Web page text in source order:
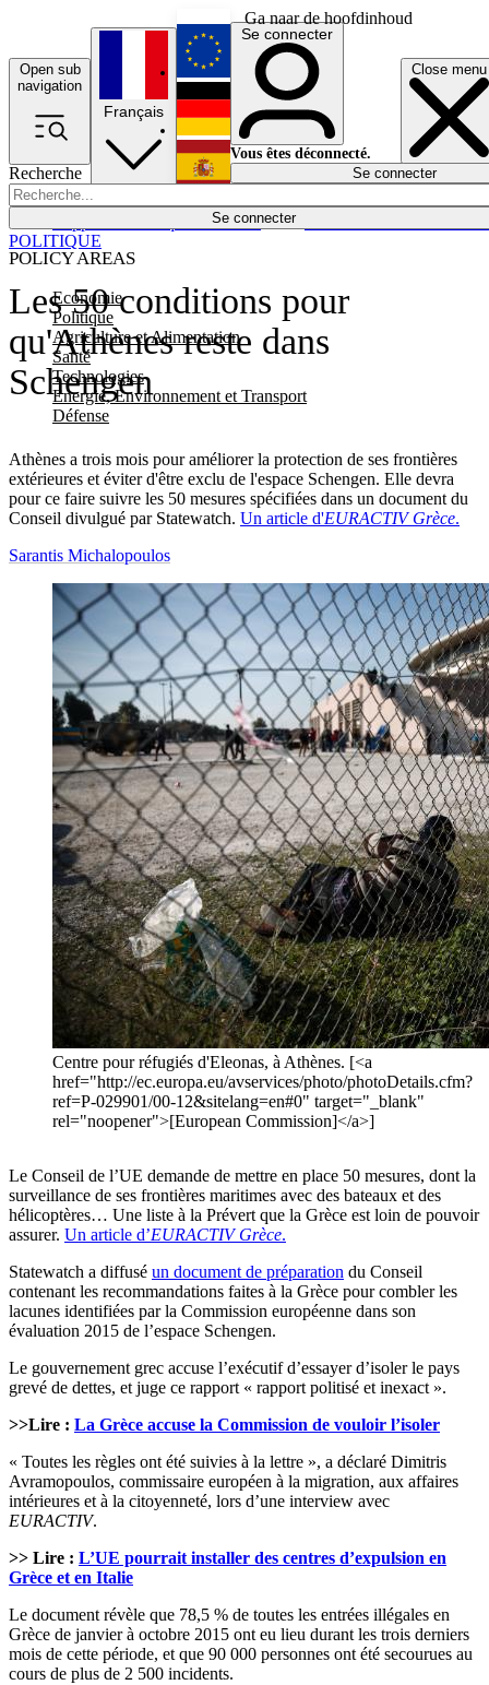
Ga naar de hoofdinhoud
Open sub
navigation
Close menu
Recherche
Se connecter
POLICY AREAS
Economie
Politique
Agriculture et Alimentation
Santé
Technologies
Energie, Environnement et Transport
Défense
Économie
Français
English
Deutsch
Español
Se connecter
Vous êtes déconnecté.
Se connecter
Les 50 conditions pour
qu'Athènes reste dans
Schengen
Athènes a trois mois pour améliorer la protection de ses frontières
extérieures et éviter d'être exclu de l'espace Schengen. Elle devra
pour ce faire suivre les 50 mesures spécifiées dans un document du
Conseil divulgué par Statewatch. Un article d'EURACTIV Grèce.
POLITIQUE
Sarantis Michalopoulos
Centre pour réfugiés d'Eleonas, à Athènes. [<a
href="http://ec.europa.eu/avservices/photo/photoDetails.cfm?
ref=P-029901/00-12&sitelang=en#0" target="_blank"
rel="noopener">[European Commission]</a>]
Le Conseil de l’UE demande de mettre en place 50 mesures, dont la
surveillance de ses frontières maritimes avec des bateaux et des
hélicoptères… Une liste à la Prévert que la Grèce est loin de pouvoir
assurer. Un article d’EURACTIV Grèce.
Statewatch a diffusé un document de préparation du Conseil
contenant les recommandations faites à la Grèce pour combler les
lacunes identifiées par la Commission européenne dans son
évaluation 2015 de l’espace Schengen.
Le gouvernement grec accuse l’exécutif d’essayer d’isoler le pays
grevé de dettes, et juge ce rapport « rapport politisé et inexact ».
>>Lire : La Grèce accuse la Commission de vouloir l’isoler
« Toutes les règles ont été suivies à la lettre », a déclaré Dimitris
Avramopoulos, commissaire européen à la migration, aux affaires
intérieures et à la citoyenneté, lors d’une interview avec
EURACTIV.
>> Lire : L’UE pourrait installer des centres d’expulsion en
Grèce et en Italie
Le document révèle que 78,5 % de toutes les entrées illégales en
Grèce de janvier à octobre 2015 ont eu lieu durant les trois derniers
mois de cette période, et que 90 000 personnes ont été secourues au
cours de plus de 2 500 incidents.